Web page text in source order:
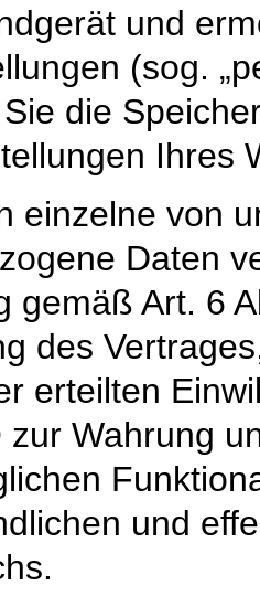
und
(sog.
die
Ihres
einzelne von
Daten
gemäß Art. 6
des
erteilten
zur Wahrung
und